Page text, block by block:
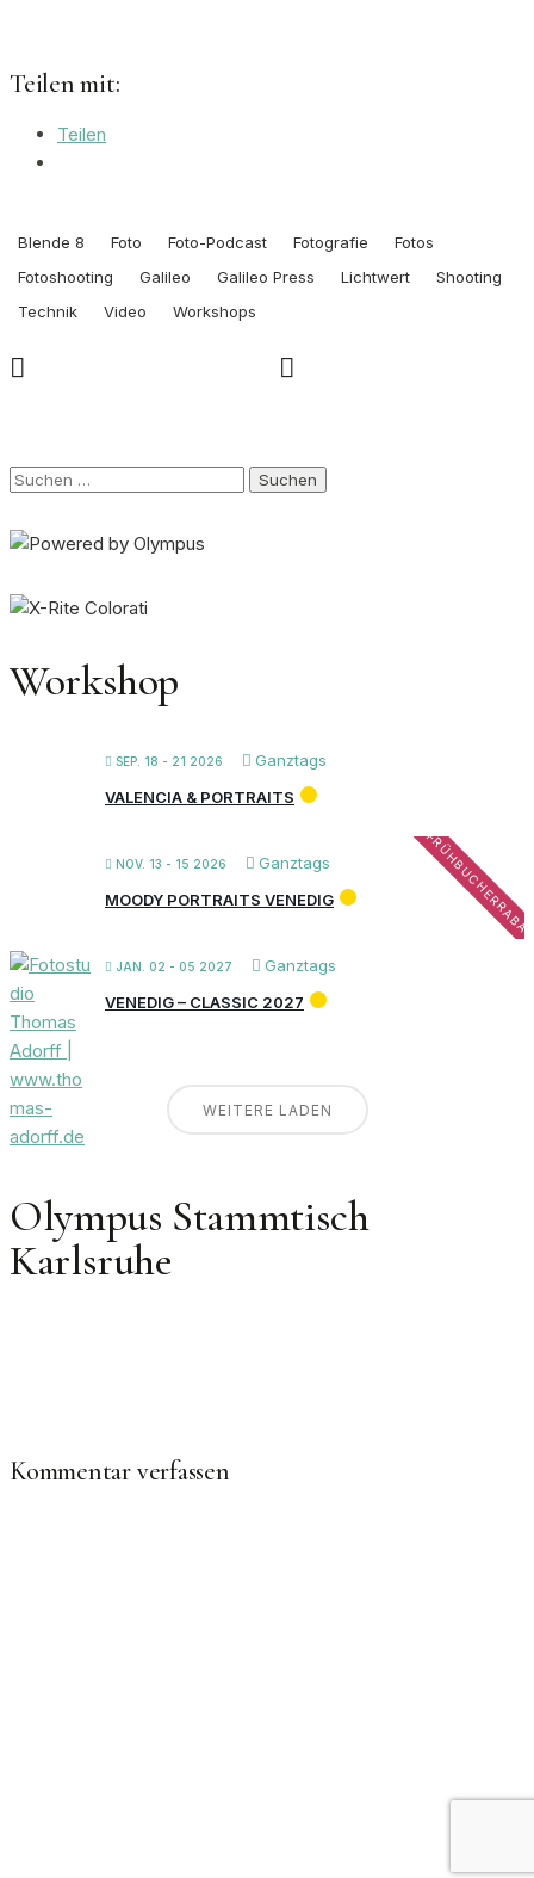
Teilen mit:
Teilen
Blende 8 Foto Foto-Podcast Fotografie
Fotos
Fotoshooting
Galileo Galileo Press Lichtwert
Shooting
Technik
Video Workshops
Suchen
Workshop
SEP. 18 - 21 2026
Ganztags
VALENCIA & PORTRAITS
NOV. 13 - 15 2026 Ganztags
MOODY PORTRAITS VENEDIG
JAN. 02 - 05 2027
Ganztags
VENEDIG – CLASSIC 2027
WEITERE LADEN
Olympus Stammtisch
Karlsruhe
Kommentar verfassen